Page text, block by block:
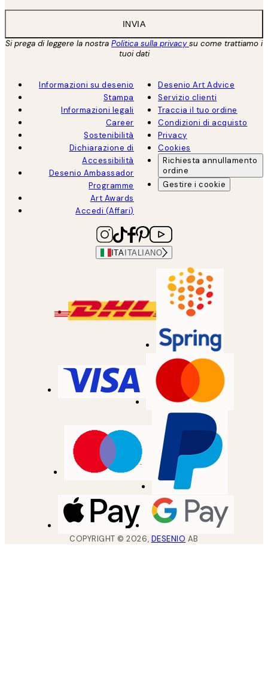
INVIA
Si prega di leggere la nostra Politica sulla privacysu come trattiamo i
tuoi dati
Informazioni su desenio
Stampa
Informazioni legali
Career
Sostenibilità
Dichiarazione di
Accessibilità
Desenio Ambassador
Programme
Art Awards
Accedi (Affari)
Desenio Art Advice
Servizio clienti
Traccia il tuo ordine
Condizioni di acquisto
Privacy
Cookies
Richiesta annullamento
ordine
Gestire i cookie
ITA ITALIANO
COPYRIGHT ©2026, DESENIO AB